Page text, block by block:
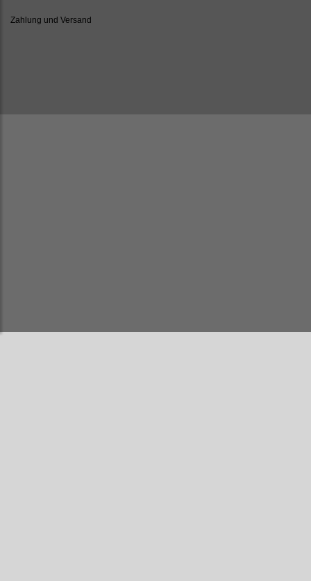
Zahlung und Versand